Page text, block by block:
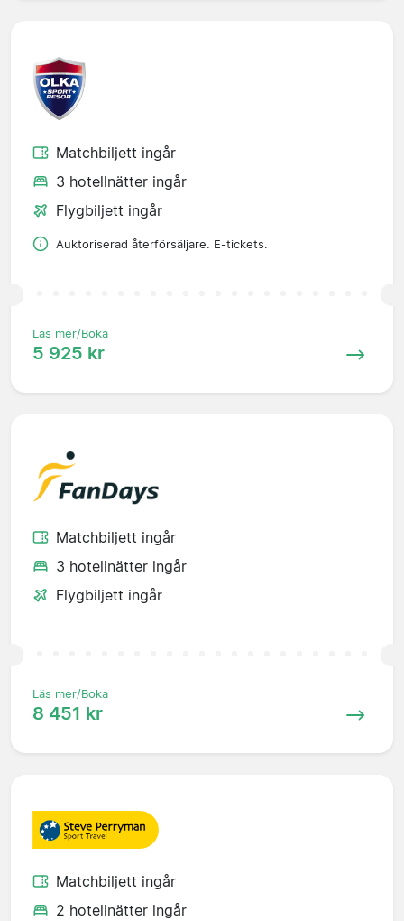
Matchbiljett ingår
3 hotellnätter ingår
Flygbiljett ingår
Auktoriserad återförsäljare. E-tickets.
Läs mer/Boka
5 925 kr
Matchbiljett ingår
3 hotellnätter ingår
Flygbiljett ingår
Läs mer/Boka
8 451 kr
Matchbiljett ingår
2 hotellnätter ingår